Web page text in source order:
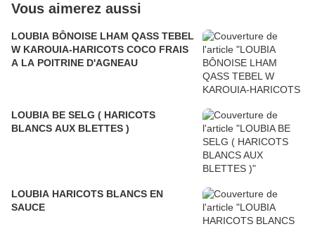
Vous aimerez aussi
LOUBIA BÔNOISE LHAM QASS TEBEL
W KAROUIA-HARICOTS COCO FRAIS
A LA POITRINE D'AGNEAU
LOUBIA BE SELG ( HARICOTS
BLANCS AUX BLETTES )
LOUBIA HARICOTS BLANCS EN
SAUCE